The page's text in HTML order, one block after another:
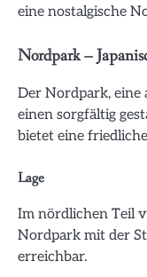
eine nostalgische
Nordpark –
Der Nordpark, eine
einen sorgfältig
bietet eine
Lage
Im nördlichen Teil
Nordpark mit der
erreichbar.